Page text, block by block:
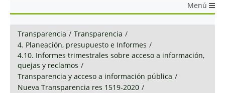
Menú
Transparencia / Transparencia /
4. Planeación, presupuesto e Informes /
4.10. Informes trimestrales sobre acceso a información,
quejas y reclamos /
Transparencia y acceso a información pública /
Nueva Transparencia res 1519-2020 /